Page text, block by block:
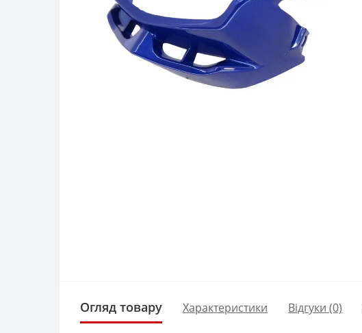
Огляд товару Характеристики Відгуки (0)